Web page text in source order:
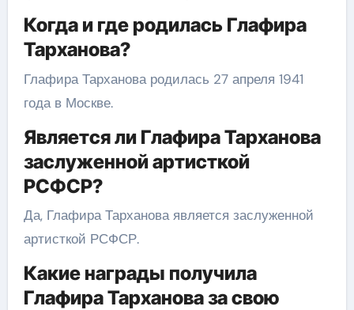
Когда и где родилась Глафира
Тарханова?
Глафира Тарханова родилась 27 апреля 1941
года в Москве.
Является ли Глафира Тарханова
заслуженной артисткой
РСФСР?
Да, Глафира Тарханова является заслуженной
артисткой РСФСР.
Какие награды получила
Глафира Тарханова за свою